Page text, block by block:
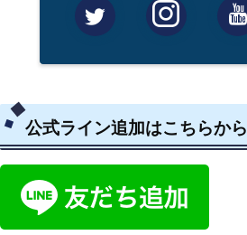
公式ライン追加はこちらから